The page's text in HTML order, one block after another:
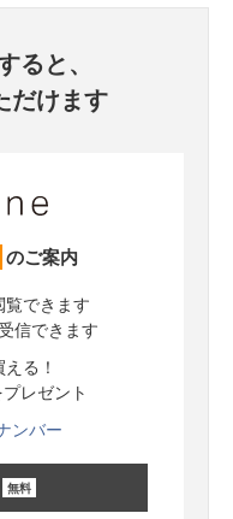
ると、
だけます
のご案内
覧できます
信できます
る！
レゼント
ンバー
無料